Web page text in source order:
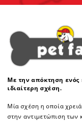
Με την απόκτηση ενός
ιδιαίτερη σχέση.
Μία σχέση η οποία
στην αντιμετώπιση